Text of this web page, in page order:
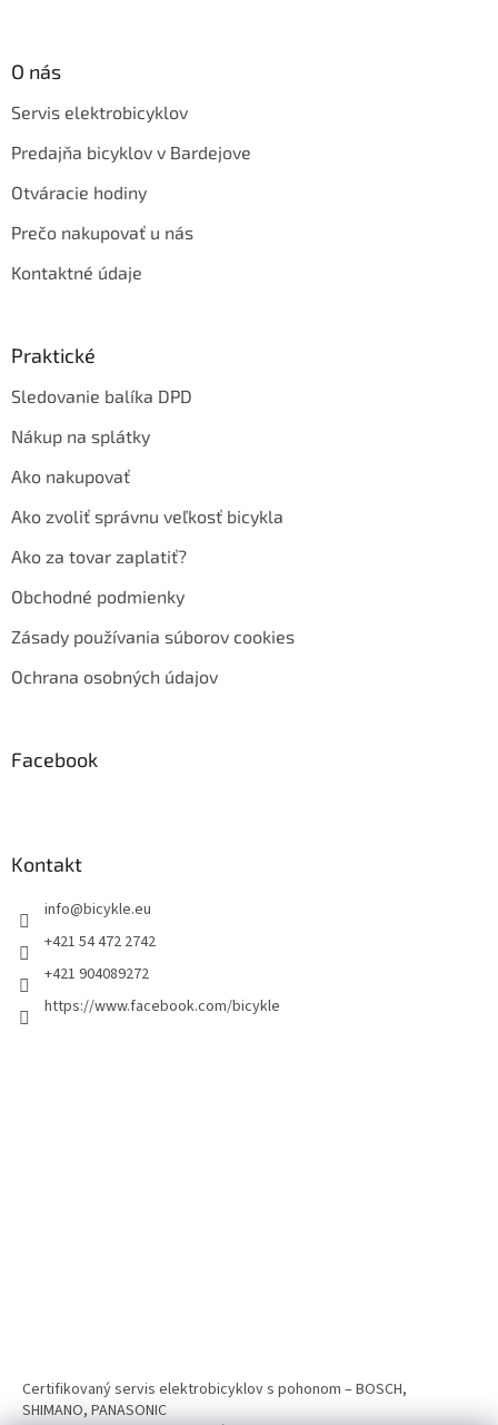
O nás
Servis elektrobicyklov
Predajňa bicyklov v Bardejove
Otváracie hodiny
Prečo nakupovať u nás
Kontaktné údaje
Praktické
Sledovanie balíka DPD
Nákup na splátky
Ako nakupovať
Ako zvoliť správnu veľkosť bicykla
Ako za tovar zaplatiť?
Obchodné podmienky
Zásady používania súborov cookies
Ochrana osobných údajov
Facebook
Kontakt
info@bicykle.eu
+421 54 472 2742
+421 904089272
https://www.facebook.com/bicykle
Certifikovaný servis elektrobicyklov s pohonom – BOSCH,
SHIMANO, PANASONIC